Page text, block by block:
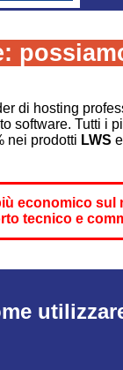
di hosting
software. Tutti i
nei prodotti LWS
economico sul
tecnico e